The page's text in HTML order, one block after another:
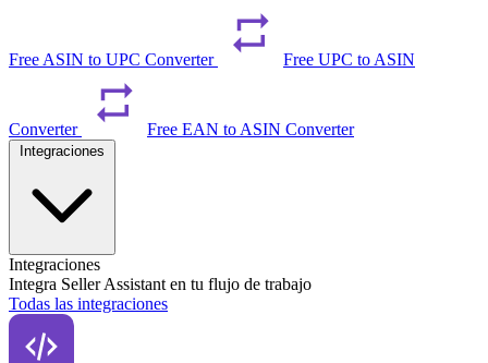
Free ASIN to UPC Converter Free UPC to ASIN
Converter Free EAN to ASIN Converter
Integraciones
Integra Seller Assistant en tu flujo de trabajo
Todas las integraciones